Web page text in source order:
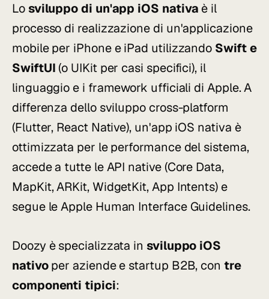
Lo sviluppo di un'app iOS nativa è il
processo di realizzazione di un'applicazione
mobile per iPhone e iPad utilizzando Swift e
SwiftUI (o UIKit per casi specifici), il
linguaggio e i framework ufficiali di Apple. A
differenza dello sviluppo cross-platform
(Flutter, React Native), un'app iOS nativa è
ottimizzata per le performance del sistema,
accede a tutte le API native (Core Data,
MapKit, ARKit, WidgetKit, App Intents) e
segue le Apple Human Interface Guidelines.
Doozy è specializzata in sviluppo iOS
nativoper aziende e startup B2B, con tre
componenti tipici: